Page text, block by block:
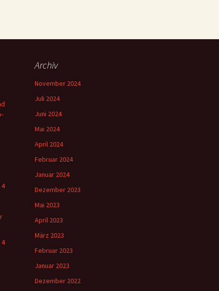
Archiv
November 2024
Juli 2024
Juni 2024
Mai 2024
April 2024
Februar 2024
Januar 2024
Dezember 2023
Mai 2023
April 2023
März 2023
Februar 2023
Januar 2023
Dezember 2022